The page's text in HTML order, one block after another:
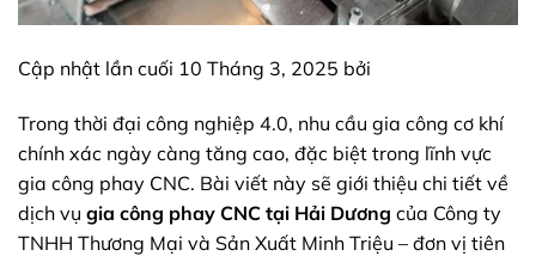
Cập nhật lần cuối 10 Tháng 3, 2025 bởi
Trong thời đại công nghiệp 4.0, nhu cầu gia công cơ khí
chính xác ngày càng tăng cao, đặc biệt trong lĩnh vực
gia công phay CNC. Bài viết này sẽ giới thiệu chi tiết về
dịch vụ gia công phay CNC tại Hải Dương của Công ty
TNHH Thương Mại và Sản Xuất Minh Triệu – đơn vị tiên